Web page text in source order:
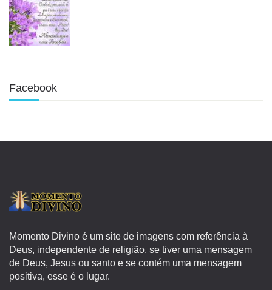
Facebook
Momento Divino é um site de imagens com referência à
Deus, independente de religião, se tiver uma mensagem
de Deus, Jesus ou santo e se contém uma mensagem
positiva, esse é o lugar.